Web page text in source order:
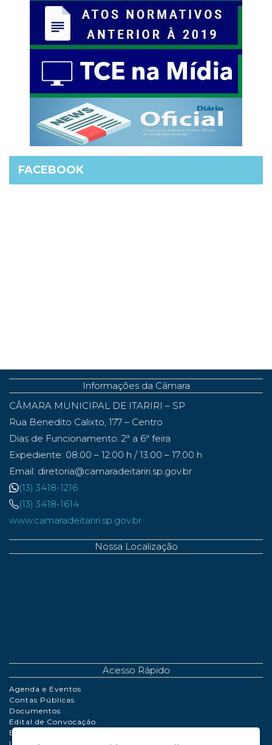
FACEBOOK
Informações da Câmara
CÂMARA MUNICIPAL DE ITARIRI – SP
Rua Benedito Calixto, 177 – Centro
Dias de Funcionamento: 2ª a 6ª feira
Expediente: 08:00 – 12:00 h / 13:00 – 17:00 h
Email: diretoria@camaradeitariri.sp.gov.br
(13) 3418-1216
(13) 3418-1614
www.camaradeitariri.sp.gov.br
Nossa Localização
Acesso Rápido
Agenda e Eventos
Contas Públicas
Documentos
Edital de Convocação
Extrato de Contrato